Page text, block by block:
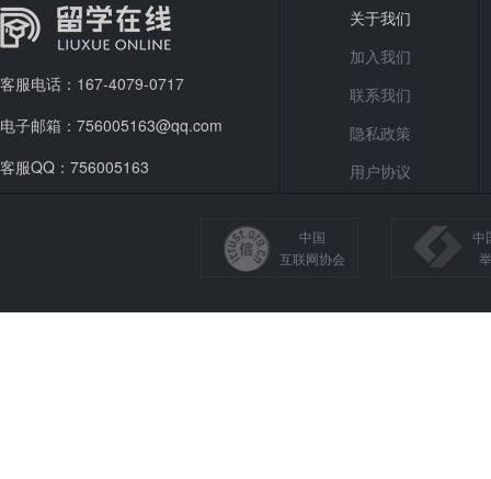
客服电话：167-4079-0717
电子邮箱：756005163@qq.com
客服QQ：756005163
关于我们
加入我们
联系我们
隐私政策
用户协议
中国
互联网协会
中